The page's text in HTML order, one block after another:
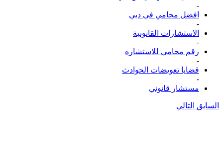
-
افضل محامي في دبي
-
الاستشارات القانونية
-
رقم محامي للاستشاره
-
قضايا تعويضات الحوادث
-
مستشار قانوني
السابق التالي